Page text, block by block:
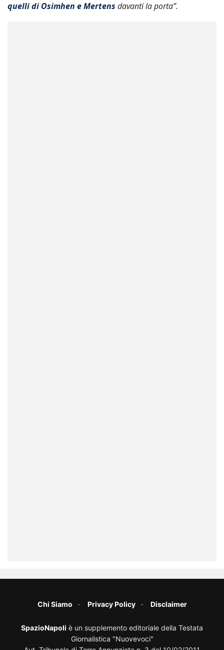
quelli di Osimhen e Mertens davanti la porta”.
Chi Siamo Privacy Policy Disclaimer
SpazioNapoli è un supplemento editoriale della Testata
Giornalistica "Nuovevoci"